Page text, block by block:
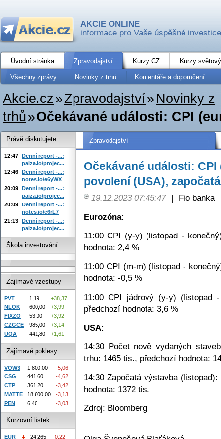
AKCIE ONLINE
informace pro Vaše úspěšné investice
Úvodní stránka Zpravodajství Kurzy CZ Kurzy
Všechny zprávy Novinky z trhů Komentáře a doporučení
Akcie.cz»Zpravodajství» Novinky z
trhů»Očekávané události: CPI
Zpravodajství
Očekávané události:
povolení (USA),
19.12.2023 07:45:47 |
Fio banka
Eurozóna:
11:00 CPI (y-y) (listopad -
hodnota: 2,4 %
11:00 CPI (m-m) (listopad -
hodnota: -0,5 %
11:00 CPI jádrový (y-y) (listopad
předchozí hodnota: 3,6 %
USA:
14:30 Počet nově vydaných
trhu: 1465 tis., předchozí hodnota:
14:30 Započatá výstavba
hodnota: 1372 tis.
Zdroj: Bloomberg
Právě diskutujete
12:47 Denní report -...:
paiza.io/projec...
12:46 Denní report -...:
notes.io/e6yWX
20:09 Denní report -...:
paiza.io/projec...
20:09 Denní report -...:
notes.io/e6rL7
21:13 Denní report -...:
paiza.io/projec...
Škola investování
Zajímavé vzestupy
PVT 1,19
+38,37
NLOK
600,00
+3,99
FIXZO
53,00
+3,92
CZGCE
985,00
+3,14
UQA
441,80 +1,61
Zajímavé poklesy
VOW3 1 800,00
-5,06
CSG
441,60
-4,62
CTP
361,20
-3,42
MATTE
18 600,00
-3,13
PEN
6,40 -3,03
Kurzovní lístek
EUR 24,265
-0,22